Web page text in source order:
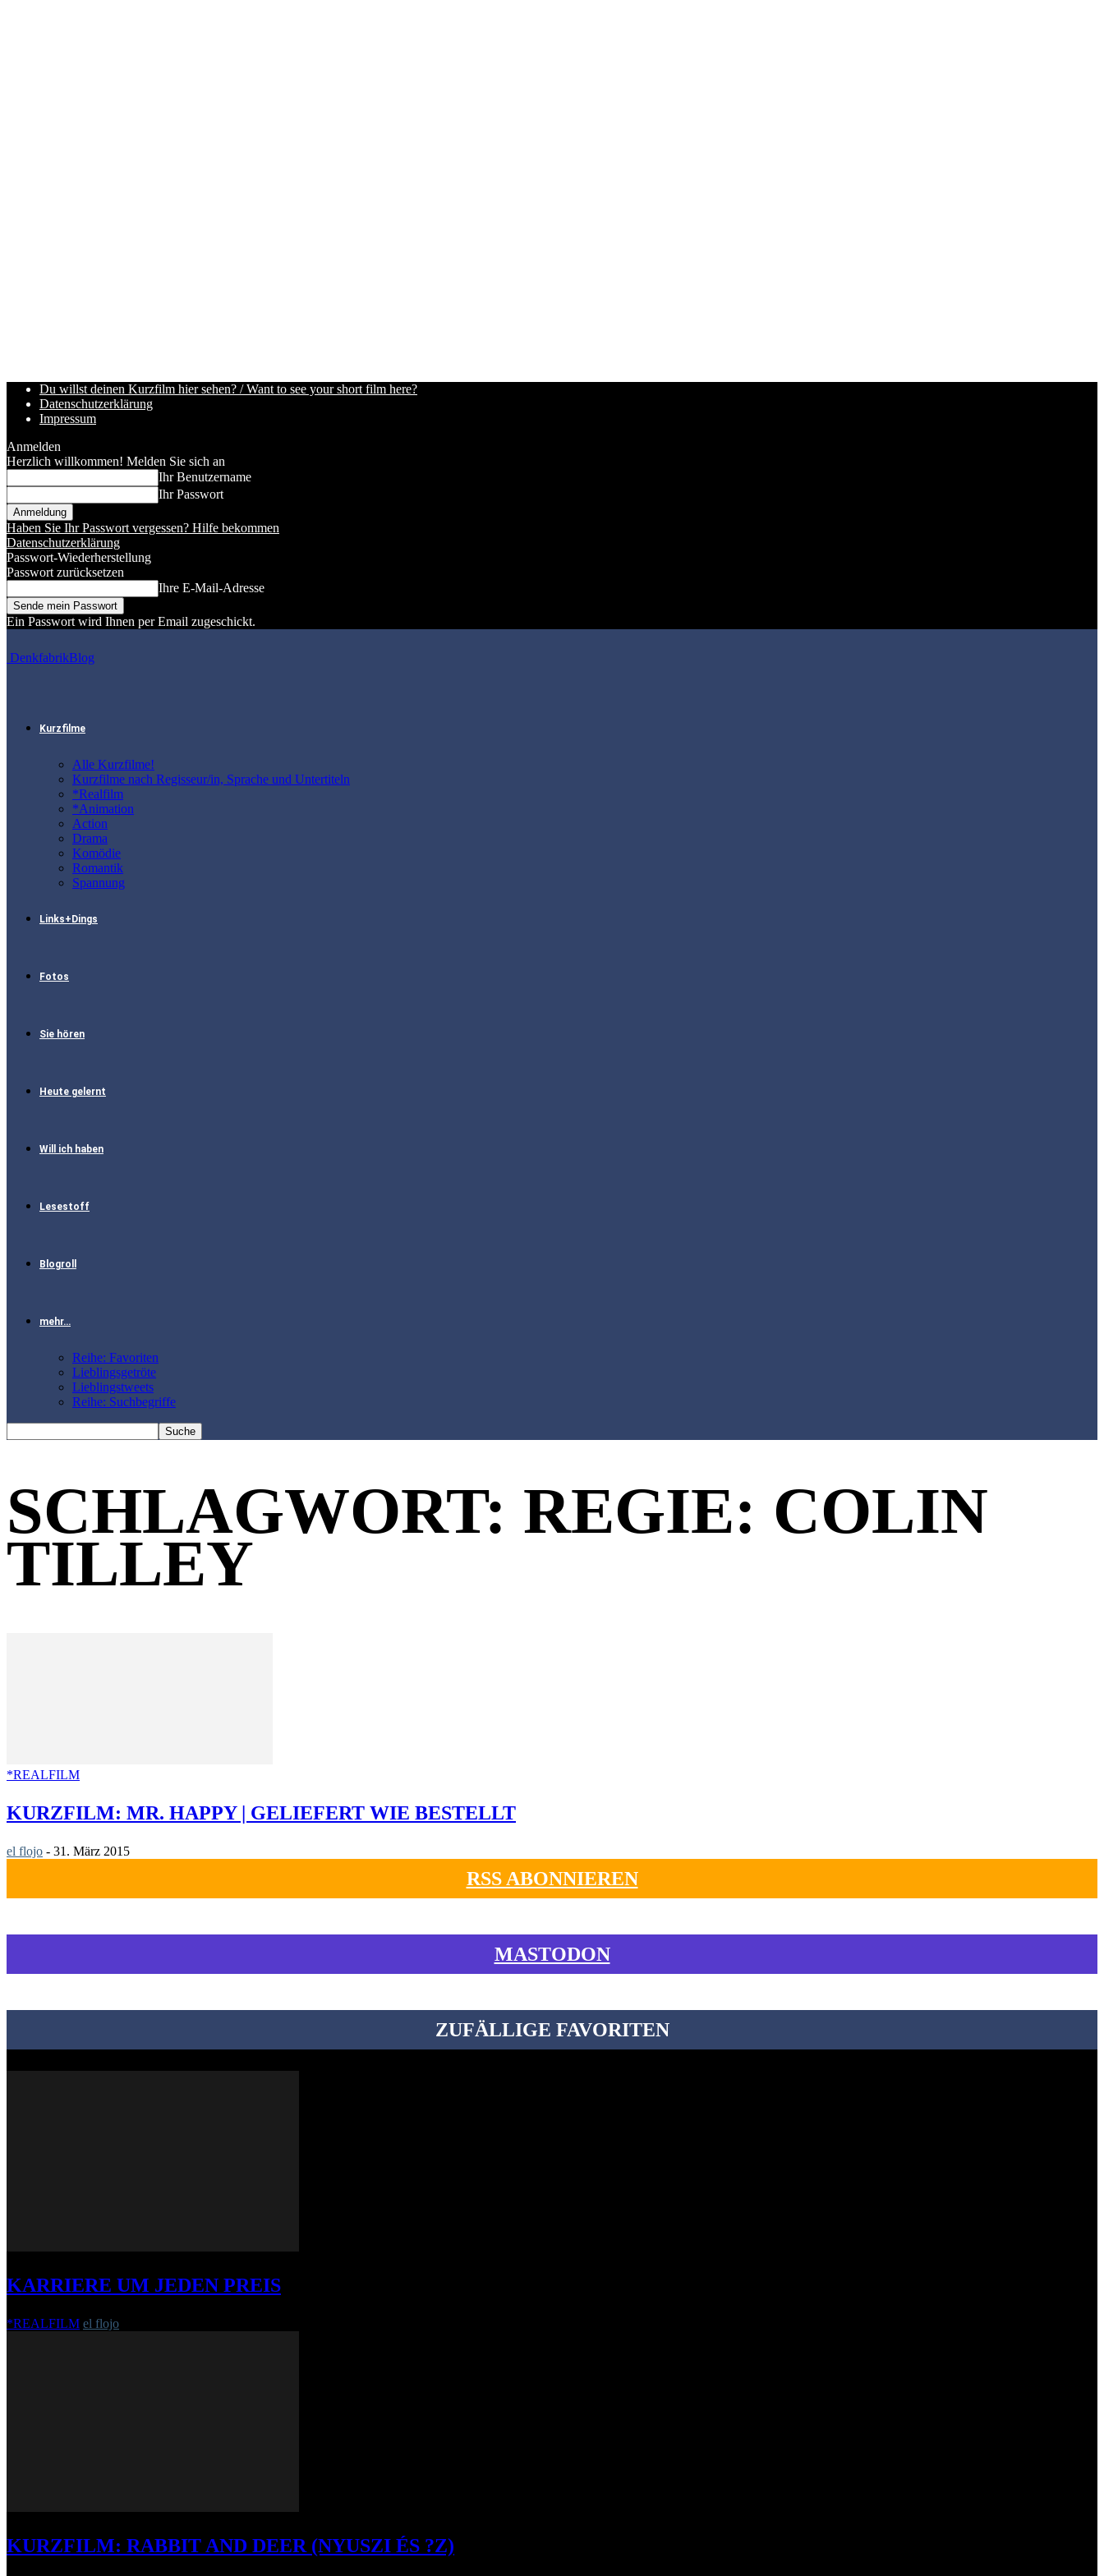
Du willst deinen Kurzfilm hier sehen? / Want to see your short film here?
Datenschutzerklärung
Impressum
Anmelden
Herzlich willkommen! Melden Sie sich an
Ihr Benutzername
Ihr Passwort
Haben Sie Ihr Passwort vergessen? Hilfe bekommen
Datenschutzerklärung
Passwort-Wiederherstellung
Passwort zurücksetzen
Ihre E-Mail-Adresse
Ein Passwort wird Ihnen per Email zugeschickt.
DenkfabrikBlog
Kurzfilme
Alle Kurzfilme!
Kurzfilme nach Regisseur/in, Sprache und Untertiteln
*Realfilm
*Animation
Action
Drama
Komödie
Romantik
Spannung
Links+Dings
Fotos
Sie hören
Heute gelernt
Will ich haben
Lesestoff
Blogroll
mehr…
Reihe: Favoriten
Lieblingsgetröte
Lieblingstweets
Reihe: Suchbegriffe
SCHLAGWORT: REGIE: COLIN
TILLEY
*REALFILM
KURZFILM: MR. HAPPY | GELIEFERT WIE BESTELLT
el flojo - 31. März 2015
RSS ABONNIEREN
MASTODON
ZUFÄLLIGE FAVORITEN
KARRIERE UM JEDEN PREIS
*REALFILM el flojo
KURZFILM: RABBIT AND DEER (NYUSZI ÉS ?Z)